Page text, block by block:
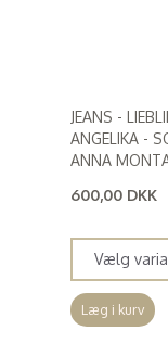
JEANS -
ANGELIKA -
ANNA
600,00 DKK
Læg i kurv